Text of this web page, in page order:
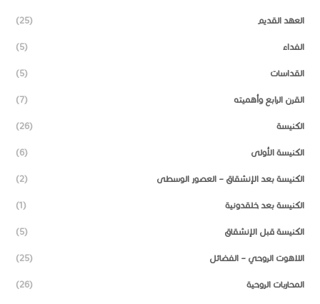
العهد القديم (25)
الفداء (5)
القداسات (5)
القرن الرابع وأهميته (7)
الكنيسة (26)
الكنيسة الأولى (6)
الكنيسة بعد الإنشقاق – العصور الوسطى (2)
الكنيسة بعد خلقدونية (1)
الكنيسة قبل الإنشقاق (5)
اللاهوت الروحي – الفضائل (25)
المحاربات الروحية (26)